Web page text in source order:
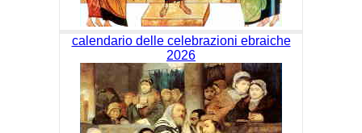
calendario delle celebrazioni ebraiche
2026